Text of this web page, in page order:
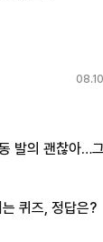
발의 괜찮아…
퀴즈, 정답은?